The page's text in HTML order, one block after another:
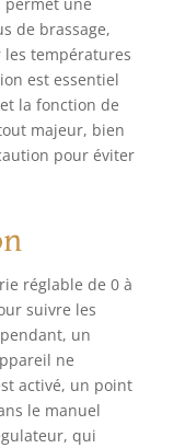
à
Durabilité
de qualité
de brassage,
températures
est essentiel
la fonction de
majeur, bien
pour éviter
réglable de 0 à
suivre les
un
ne
activé, un point
le manuel
qui